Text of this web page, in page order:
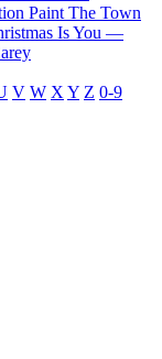
Paint The Town
Is You —
V W X Y Z 0-9